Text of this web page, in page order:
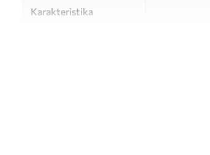
Karakteristika